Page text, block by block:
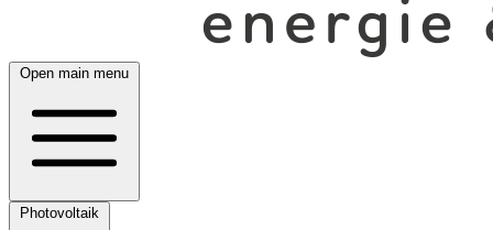
Open main menu
Photovoltaik